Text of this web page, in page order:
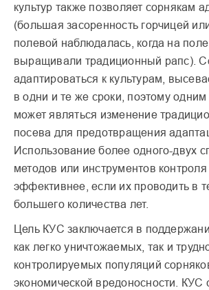
культур также позволяет сорнякам
(большая засоренность горчицей
полевой наблюдалась, когда на
выращивали традиционный рапс).
адаптироваться к культурам,
в одни и те же сроки, поэтому
может являться изменение
посева для предотвращения
Использование более одного-двух
методов или инструментов контроля
эффективнее, если их проводить в
большего количества лет.
Цель КУС заключается в
как легко уничтожаемых, так и
контролируемых популяций
экономической вредоносности. КУС